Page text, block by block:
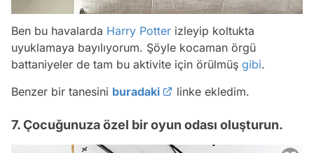
Ben bu havalarda Harry Potter izleyip koltukta
uyuklamaya bayılıyorum. Şöyle kocaman örgü
battaniyeler de tam bu aktivite için örülmüş gibi.
Benzer bir tanesini buradaki linke ekledim.
7. Çocuğunuza özel bir oyun odası oluşturun.